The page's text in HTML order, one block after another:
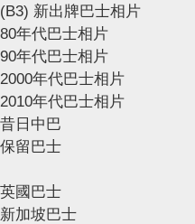
(B3) 新出牌巴士相片
80年代巴士相片
90年代巴士相片
2000年代巴士相片
2010年代巴士相片
昔日中巴
保留巴士
英國巴士
新加坡巴士